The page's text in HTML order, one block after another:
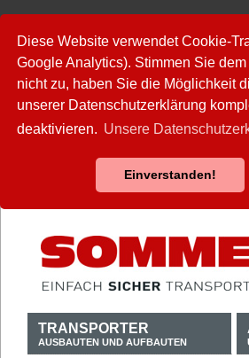
Diese Website verwendet Cookie-
Google Analytics). Stimmen Sie dem
nicht zu, haben Sie die Möglichkeit
unserer Datenschutzerklärung
deaktivieren. Unsere
Einverstanden!
TRANSPORTER
AUSBAUTEN UND AUFBAUTEN